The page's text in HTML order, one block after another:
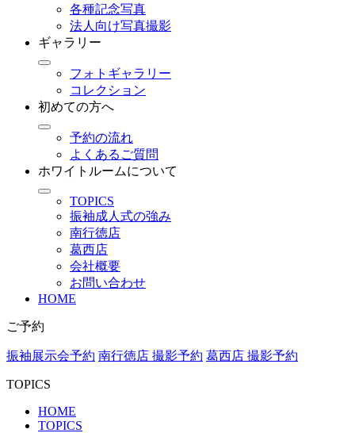
各種記念写真
法人向け写真撮影
ギャラリー
フォトギャラリー
コレクション
初めての方へ
予約の流れ
よくあるご質問
ホワイトルームについて
TOPICS
振袖成人式の強み
南行徳店
葛西店
会社概要
お問い合わせ
HOME
ご予約
振袖展示会予約 南行徳店 撮影予約 葛西店 撮影予約
TOPICS
HOME
TOPICS